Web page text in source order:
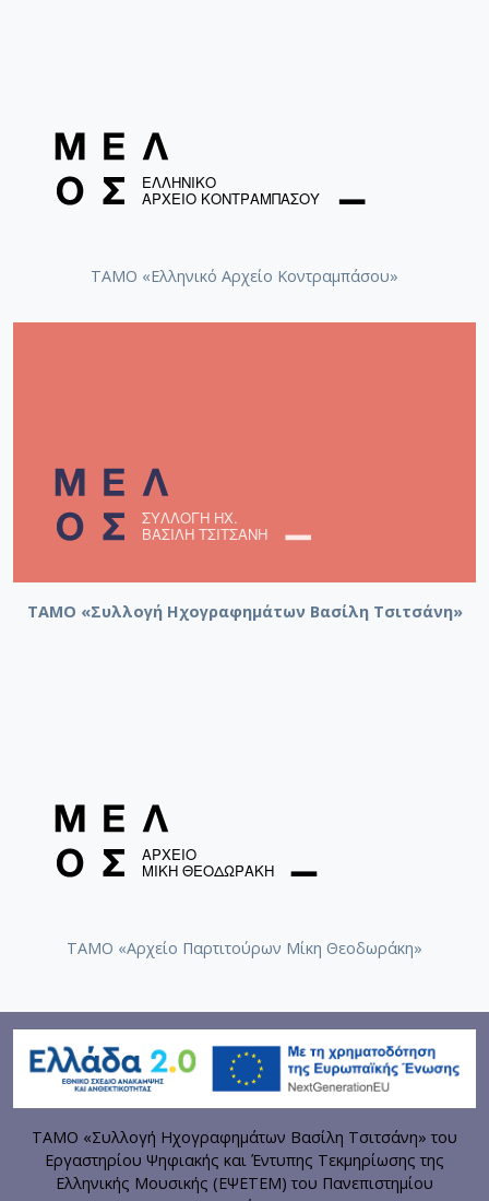
ΤΑΜΟ «Ελληνικό Αρχείο Κοντραμπάσου»
ΤΑΜΟ «Συλλογή Ηχογραφημάτων Βασίλη Τσιτσάνη»
ΤΑΜΟ «Αρχείο Παρτιτούρων Μίκη Θεοδωράκη»
ΤΑΜΟ «Συλλογή Ηχογραφημάτων Βασίλη Τσιτσάνη» του
Εργαστηρίου Ψηφιακής και Έντυπης Τεκμηρίωσης της
Ελληνικής Μουσικής (ΕΨΕΤΕΜ) του Πανεπιστημίου